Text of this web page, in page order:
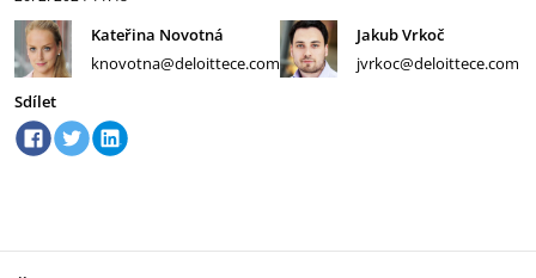
Kateřina Novotná
knovotna@deloittece.com
Jakub Vrkoč
jvrkoc@deloittece.com
Sdílet